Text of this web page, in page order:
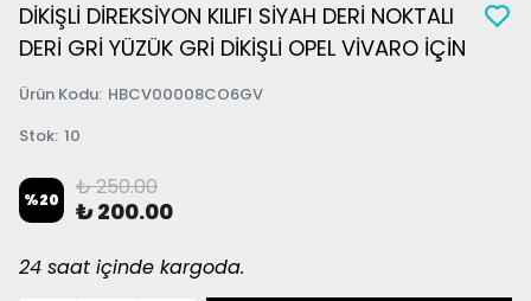
DİKİŞLİ DİREKSİYON KILIFI SİYAH DERİ NOKTALI
DERİ GRİ YÜZÜK GRİ DİKİŞLİ OPEL VİVARO İÇİN
Ürün Kodu: HBCV00008CO6GV
Stok: 10
%20 ₺ 250.00
₺ 200.00
24 saat içinde kargoda.